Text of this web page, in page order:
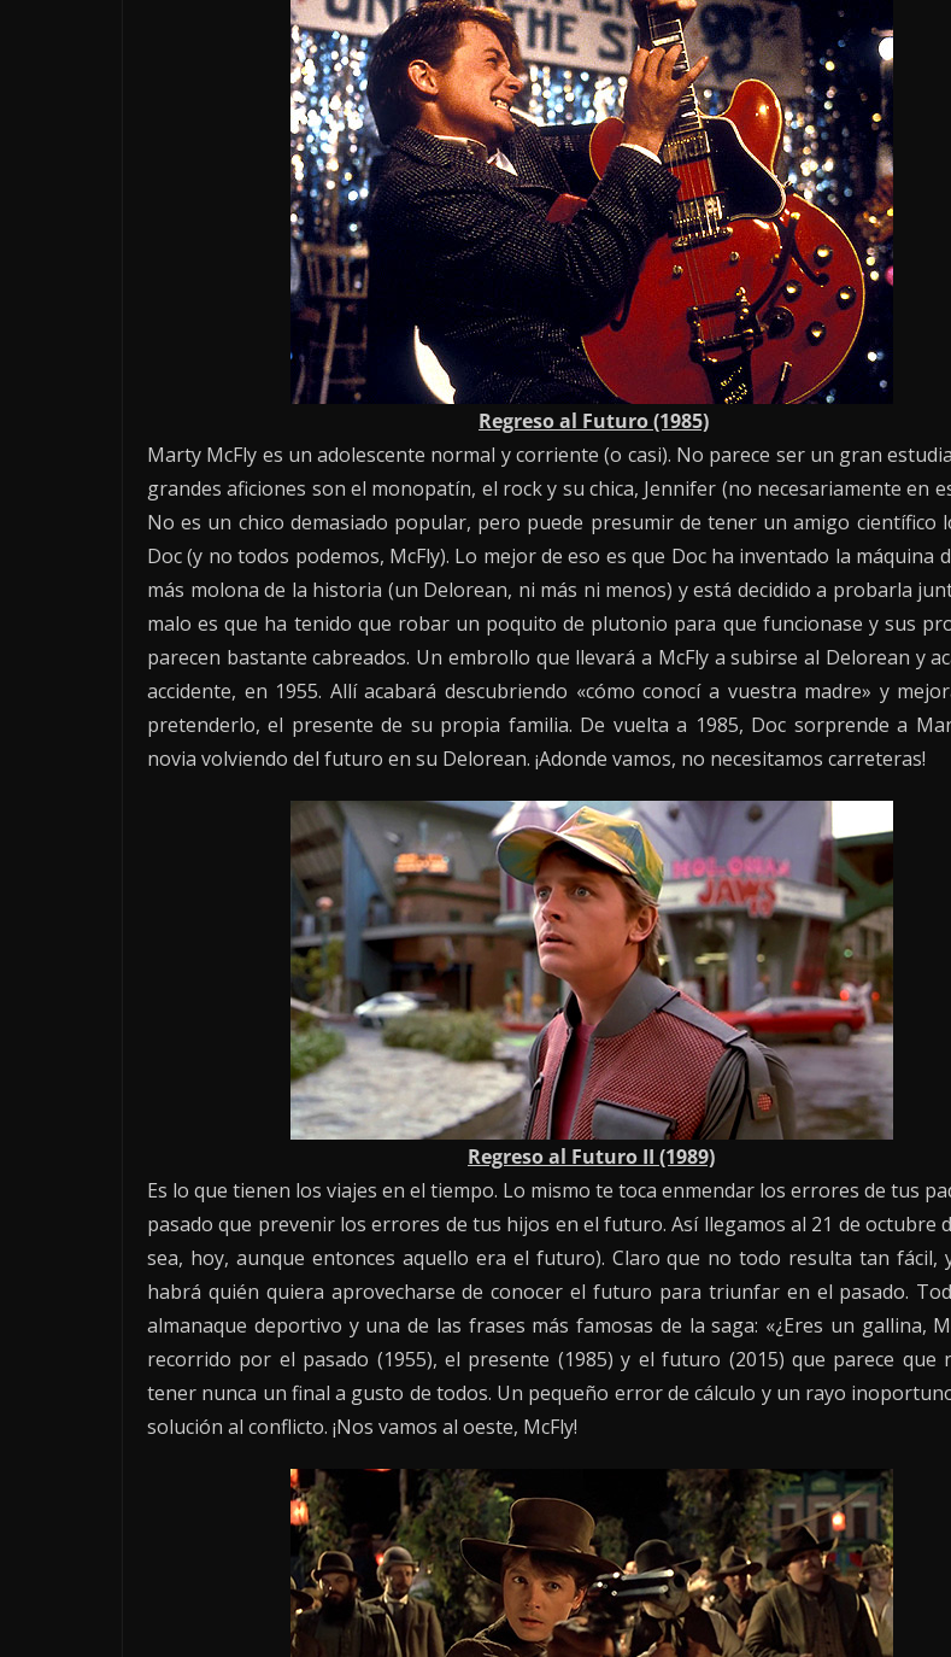
Regreso al Futuro (1985)
Marty McFly es un adolescente normal y corriente (o casi). No parece ser un gran
grandes aficiones son el monopatín, el rock y su chica, Jennifer (no necesariamente en
No es un chico demasiado popular, pero puede presumir de tener un amigo científico
Doc (y no todos podemos, McFly). Lo mejor de eso es que Doc ha inventado la máquina
más molona de la historia (un Delorean, ni más ni menos) y está decidido a probarla
malo es que ha tenido que robar un poquito de plutonio para que funcionase y sus
parecen bastante cabreados. Un embrollo que llevará a McFly a subirse al Delorean y
accidente, en 1955. Allí acabará descubriendo «cómo conocí a vuestra madre» y
pretenderlo, el presente de su propia familia. De vuelta a 1985, Doc sorprende a
novia volviendo del futuro en su Delorean. ¡Adonde vamos, no necesitamos carreteras!
Regreso al Futuro II (1989)
Es lo que tienen los viajes en el tiempo. Lo mismo te toca enmendar los errores de tus
pasado que prevenir los errores de tus hijos en el futuro. Así llegamos al 21 de octubre
sea, hoy, aunque entonces aquello era el futuro). Claro que no todo resulta tan fácil,
habrá quién quiera aprovecharse de conocer el futuro para triunfar en el pasado.
almanaque deportivo y una de las frases más famosas de la saga: «¿Eres un gallina,
recorrido por el pasado (1955), el presente (1985) y el futuro (2015) que parece que
tener nunca un final a gusto de todos. Un pequeño error de cálculo y un rayo
solución al conflicto. ¡Nos vamos al oeste, McFly!